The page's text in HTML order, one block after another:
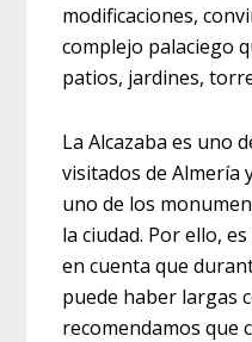
modificaciones,
complejo palaciego
patios, jardines,
La Alcazaba es uno
visitados de Almería
uno de los
la ciudad. Por ello,
en cuenta que
puede haber largas
recomendamos que